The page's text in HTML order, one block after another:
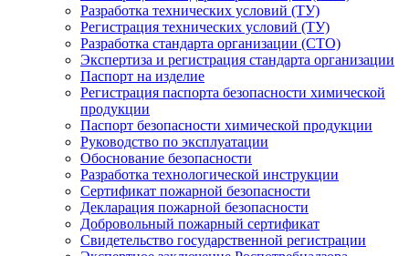
Разработка технических условий (ТУ)
Регистрация технических условий (ТУ)
Разработка стандарта организации (СТО)
Экспертиза и регистрация стандарта организации
Паспорт на изделие
Регистрация паспорта безопасности химической
продукции
Паспорт безопасности химической продукции
Руководство по эксплуатации
Обоснование безопасности
Разработка технологической инструкции
Сертификат пожарной безопасности
Декларация пожарной безопасности
Добровольный пожарный сертификат
Свидетельство государственной регистрации